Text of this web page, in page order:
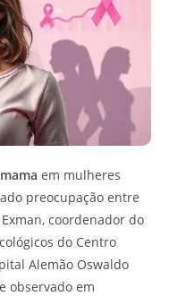
em mulheres
preocupação entre
coordenador do
do Centro
Alemão Oswaldo
observado em